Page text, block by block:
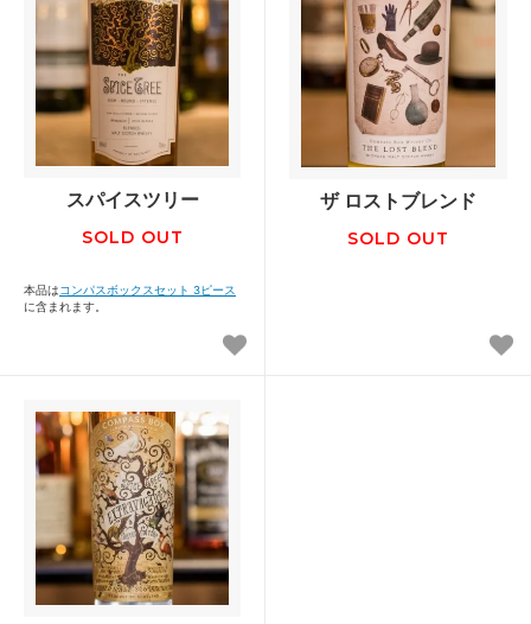
スパイスツリー
SOLD OUT
本品はコンパスボックスセット 3ピース
に含まれます。
ザ ロストブレンド
SOLD OUT